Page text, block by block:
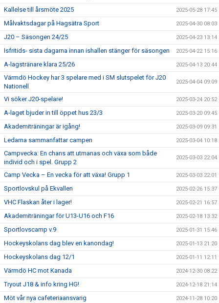
Kallelse till årsmöte 2025 2025-05-28 17:45
Målvaktsdagar på Hagsätra Sport 2025-04-30 08:03
J20 – Säsongen 24/25 2025-04-23 13:14
Isfritids- sista dagarna innan ishallen stänger för säsongen 2025-04-22 15:16
A-lagstränare klara 25/26 2025-04-13 20:44
Värmdö Hockey har 3 spelare med i SM slutspelet för J20
Nationell
2025-04-04 09:09
Vi söker J20-spelare! 2025-03-24 20:52
A-laget bjuder in till öppet hus 23/3 2025-03-20 09:45
Akademiträningar är igång! 2025-03-09 09:31
Ledarna sammanfattar campen 2025-03-04 10:18
Campvecka: En chans att utmanas och växa som både
individ och i spel. Grupp 2
2025-03-03 22:04
Camp Vecka – En vecka för att växa! Grupp 1 2025-03-03 22:01
Sportlovskul på Ekvallen 2025-02-26 15:37
VHC Flaskan åter i lager! 2025-02-21 16:57
Akademiträningar för U13-U16 och F16 2025-02-18 13:32
Sportlovscamp v.9 2025-01-31 15:46
Hockeyskolans dag blev en kanondag! 2025-01-13 21:20
Hockeyskolans dag 12/1 2025-01-11 12:11
Värmdö HC mot Kanada 2024-12-30 08:22
Tryout J18 & info kring HG! 2024-12-18 21:14
Möt vår nya cafeteriaansvarig 2024-11-28 10:20